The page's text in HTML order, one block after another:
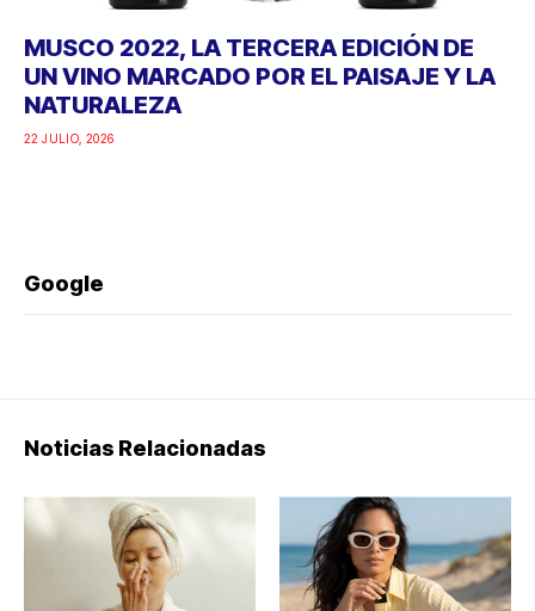
MUSCO 2022, LA TERCERA EDICIÓN DE
UN VINO MARCADO POR EL PAISAJE Y LA
NATURALEZA
22 JULIO, 2026
Google
Noticias Relacionadas